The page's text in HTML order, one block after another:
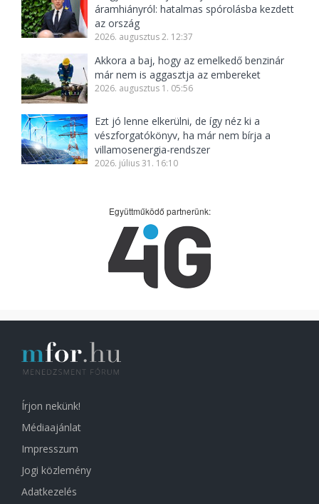
áramhiányról: hatalmas spórolásba kezdett
az ország
2026. augusztus 2. 12:37
Akkora a baj, hogy az emelkedő benzinár
már nem is aggasztja az embereket
2026. augusztus 1. 05:56
Ezt jó lenne elkerülni, de így néz ki a
vészforgatókönyv, ha már nem bírja a
villamosenergia-rendszer
2026. július 31. 16:10
Együttműködő partnerünk:
Írjon nekünk!
Médiaajánlat
Impresszum
Jogi közlemény
Adatkezelés